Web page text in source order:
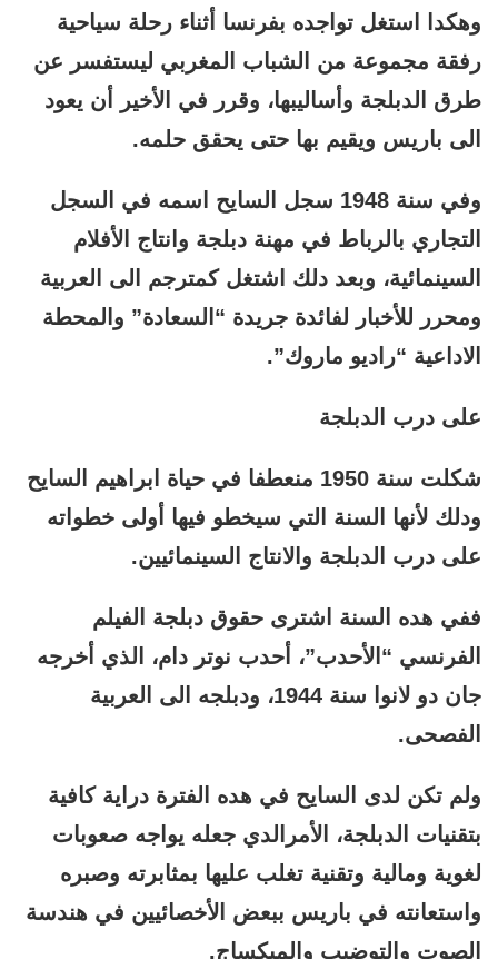
وهكدا استغل تواجده بفرنسا أثناء رحلة سياحية
رفقة مجموعة من الشباب المغربي ليستفسر عن
طرق الدبلجة وأساليبها، وقرر في الأخير أن يعود
الى باريس ويقيم بها حتى يحقق حلمه.
وفي سنة 1948 سجل السايح اسمه في السجل
التجاري بالرباط في مهنة دبلجة وانتاج الأفلام
السينمائية، وبعد دلك اشتغل كمترجم الى العربية
ومحرر للأخبار لفائدة جريدة “السعادة” والمحطة
الاداعية “راديو ماروك”.
على درب الدبلجة
شكلت سنة 1950 منعطفا في حياة ابراهيم السايح
ودلك لأنها السنة التي سيخطو فيها أولى خطواته
على درب الدبلجة والانتاج السينمائيين.
ففي هده السنة اشترى حقوق دبلجة الفيلم
الفرنسي “الأحدب”، أحدب نوتر دام، الذي أخرجه
جان دو لانوا سنة 1944، ودبلجه الى العربية
الفصحى.
ولم تكن لدى السايح في هده الفترة دراية كافية
بتقنيات الدبلجة، الأمرالدي جعله يواجه صعوبات
لغوية ومالية وتقنية تغلب عليها بمثابرته وصبره
واستعانته في باريس ببعض الأخصائيين في هندسة
الصوت والتوضيب والميكساج.